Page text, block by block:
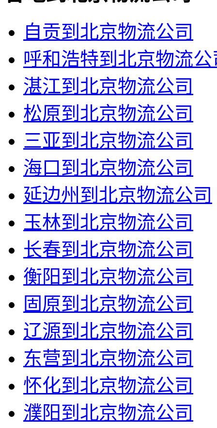
自贡到北京物流公司
呼和浩特到北京物流公
湛江到北京物流公司
松原到北京物流公司
三亚到北京物流公司
海口到北京物流公司
延边州到北京物流公司
玉林到北京物流公司
长春到北京物流公司
衡阳到北京物流公司
固原到北京物流公司
辽源到北京物流公司
东营到北京物流公司
怀化到北京物流公司
濮阳到北京物流公司